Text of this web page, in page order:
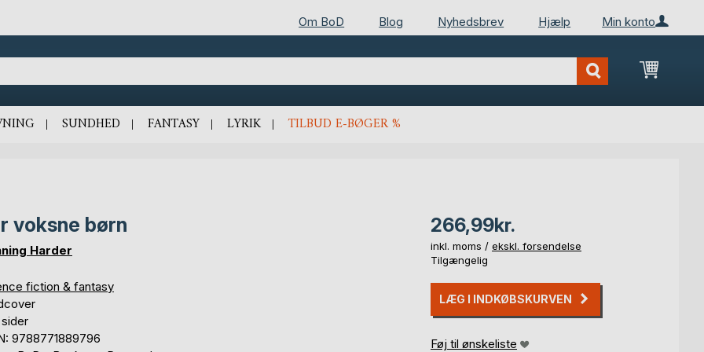
Min konto
Om BoD Blog Nyhedsbrev Hjælp
Min
SUNDHED FANTASY LYRIK TILBUD E-BØGER %
voksne børn
Harder
fiction & fantasy
9788771889796
266,99kr.
inkl. moms / ekskl. forsendelse
Tilgængelig
LÆG I INDKØBSKURVEN
Føj til ønskeliste